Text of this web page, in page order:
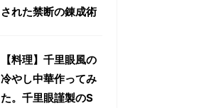
された禁断の錬成術
【料理】千里眼風の
冷やし中華作ってみ
た。千里眼謹製のS